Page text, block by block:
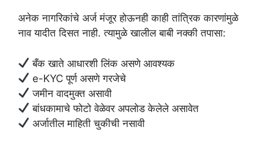
अनेक नागरिकांचे अर्ज मंजूर होऊनही काही तांत्रिक कारणांमुळे
नाव यादीत दिसत नाही. त्यामुळे खालील बाबी नक्की तपासा:
बँक खाते आधारशी लिंक असणे आवश्यक
e-KYC पूर्ण असणे गरजेचे
जमीन वादमुक्त असावी
बांधकामाचे फोटो वेळेवर अपलोड केलेले असावेत
अर्जातील माहिती चुकीची नसावी